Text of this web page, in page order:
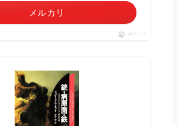
メルカリ
ポチップ